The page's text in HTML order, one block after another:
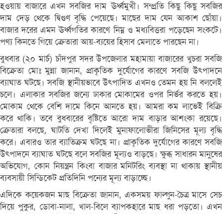
হওয়ায় বাজারে এখন সবজির দাম ঊর্ধ্বমুখী। সম্প্রতি কিছু কিছু সবজির
দাম দেড় থেকে দ্বিগুণ বৃদ্ধি পেয়েছে। মাছের দাম যেন আকাশ ছোঁয়া।
বাজার দরের এমন ঊর্ধ্বগতির কারণে নিম্ন ও মধ্যবিত্তরা পড়েছেন সংকটে।
পণ্য কিনতে গিয়ে ক্রেতারা আয়-ব্যয়ের হিসাব মেলাতে পারছেন না।
বুধবার (২০ মার্চ) চাঁদপুর সদর উপজেলার মহামায়া বাজারের খুচরা সবজি
বিক্রেতা মোঃ মুন্না জানান, প্রাকৃতিক দুর্যোগের কারণে সবজি উৎপাদনে
ব্যাঘাত ঘটছে। সবজি স্থানীয়ভাবে উৎপাদিত এখনও তেমন হয় নি বললেই
চলে। এলাকার সবজির জন্যে ঢাকার মোকামের ওপর নির্ভর করতে হয়।
মোকাম থেকে বেশি দামে কিনে আনতে হয়। আমরা কম লাভেই বিক্রি
করে থাকি। তবে বুধবারের বৃষ্টিতে আরো দাম বাড়ার আশংকা রয়েছে।
ক্রেতারা বলছে, ঘাটতি দেখা দিলেই মুনাফালোভীরা জিনিসের মূল্য বৃদ্ধি
করে। এবারও তার ব্যাতিক্রম ঘটছে না। প্রাকৃতিক দুর্যোগের কারণে সবজি
উৎপাদনে ব্যাঘাত ঘটছে বলে সবজির মূল্যও বাড়ছে। ক্ষুব্ধ সাধারন মানুষের
অভিযোগ, কোন নিয়ন্ত্রন কিংবা বাজার মনিটরিং ব্যবস্থা না থাকায় স্থানীয়
ব্যবসায়ী সিন্ডিকেট প্রতিদিনি পন্যের মূল্য বাড়াচ্ছে।
এদিকে কয়েকজন মাছ বিক্রেতা জানান, একসময় ফাল্গুন-চৈত্র মাসে সেচ
দিয়ে পুকুর, ডোবা-নালা, খাল-বিলে ব্যাপকহারে মাছ ধরা পড়তো। এখন